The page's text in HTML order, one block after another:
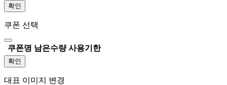
확인
쿠폰 선택
쿠폰명 남은수량 사용기한
확인
대표 이미지 변경